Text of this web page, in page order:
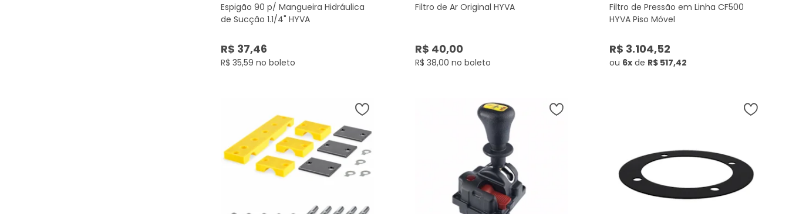
Espigão 90 p/ Mangueira Hidráulica
de Sucção 1.1/4" HYVA
R$ 37,46
R$ 35,59 no boleto
Filtro de Ar Original HYVA
R$ 40,00
R$ 38,00 no boleto
Filtro de Pressão em Linha CF500
HYVA Piso Móvel
R$ 3.104,52
ou 6xde R$ 517,42